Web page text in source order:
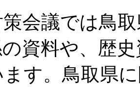
策会議では鳥
資料や、歴
ます。鳥取県